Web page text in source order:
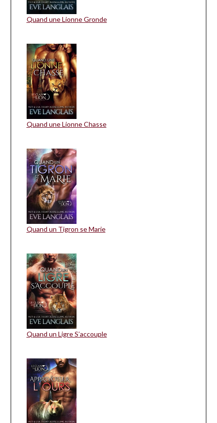
Quand une Lionne Gronde
Quand une Lionne Chasse
Quand un Tigron se Marie
Quand un Ligre S’accouple